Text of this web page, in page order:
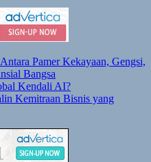
Pamer Kekayaan, Gengsi,
Bangsa
Kendali AI?
Kemitraan Bisnis yang